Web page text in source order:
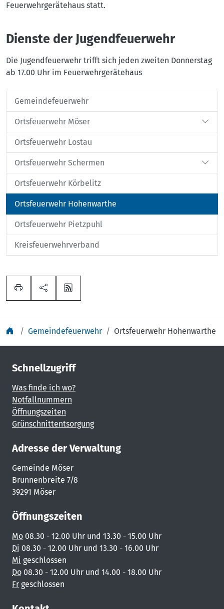
Feuerwehrgerätehaus statt.
Dienste der Jugendfeuerwehr
Die Jugendfeuerwehr trifft sich jeden zweiten Donnerstag
ab 17.00 Uhr im Feuerwehrgerätehaus
Gemeindefeuerwehr
Ortsfeuerwehr Möser
Ortsfeuerwehr Lostau
Ortsfeuerwehr Schermen
Ortsfeuerwehr Körbelitz
Ortsfeuerwehr Hohenwarthe
Ortsfeuerwehr Pietzpuhl
Kreisfeuerwehrverband
Gemeindefeuerwehr Ortsfeuerwehr Hohenwarthe
Schnellzugriff
Was finde ich wo?
Notfallnummern
Öffnungszeiten
Grünschnittentsorgung
Adresse der Verwaltung
Gemeinde Möser
Brunnenbreite 7/8
39291 Möser
Öffnungszeiten
Mo 08.30 - 12.00 Uhr und 13.30 - 15.00 Uhr
Di 08.30 - 12.00 Uhr und 13.30 - 16.00 Uhr
Mi geschlossen
Do 08.30 - 12.00 Uhr und 14.00 - 18.00 Uhr
Fr geschlossen